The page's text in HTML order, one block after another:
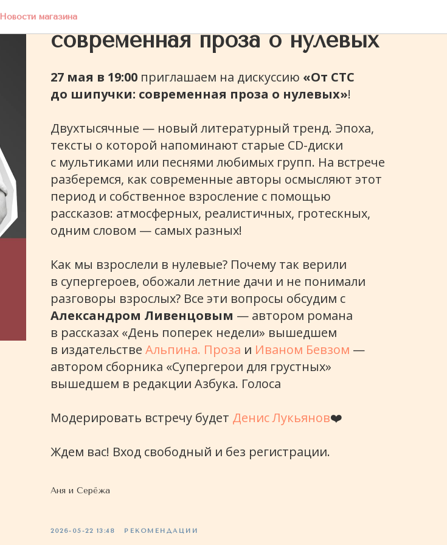
Новости магазинаОт СТС до шипучки:
современная проза о нулевых
27 мая в 19:00 приглашаем на дискуссию «От СТС
до шипучки: современная проза о нулевых»!
Двухтысячные — новый литературный тренд. Эпоха,
тексты о которой напоминают старые CD-диски
с мультиками или песнями любимых групп. На встрече
разберемся, как современные авторы осмысляют этот
период и собственное взросление с помощью
рассказов: атмосферных, реалистичных, гротескных,
одним словом — самых разных!
Как мы взрослели в нулевые? Почему так верили
в супергероев, обожали летние дачи и не понимали
разговоры взрослых? Все эти вопросы обсудим с
Александром Ливенцовым — автором романа
в рассказах «День поперек недели» вышедшем
в издательстве Альпина. Проза и Иваном Бевзом —
автором сборника «Супергерои для грустных»
вышедшем в редакции Азбука. Голоса
Модерировать встречу будет Денис Лукьянов❤️
Ждем вас! Вход свободный и без регистрации.
Аня и Серёжа
2026-05-22 13:48 РЕКОМЕНДАЦИИ